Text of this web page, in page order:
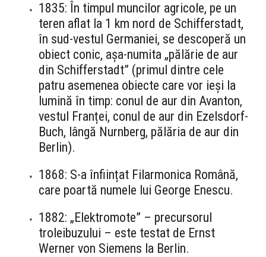
1835: În timpul muncilor agricole, pe un
teren aflat la 1 km nord de Schifferstadt,
în sud-vestul Germaniei, se descoperă un
obiect conic, așa-numita „pălărie de aur
din Schifferstadt” (primul dintre cele
patru asemenea obiecte care vor ieși la
lumină în timp: conul de aur din Avanton,
vestul Franței, conul de aur din Ezelsdorf-
Buch, lângă Nurnberg, pălăria de aur din
Berlin).
1868: S-a înființat Filarmonica Română,
care poartă numele lui George Enescu.
1882: „Elektromote” – precursorul
troleibuzului – este testat de Ernst
Werner von Siemens la Berlin.